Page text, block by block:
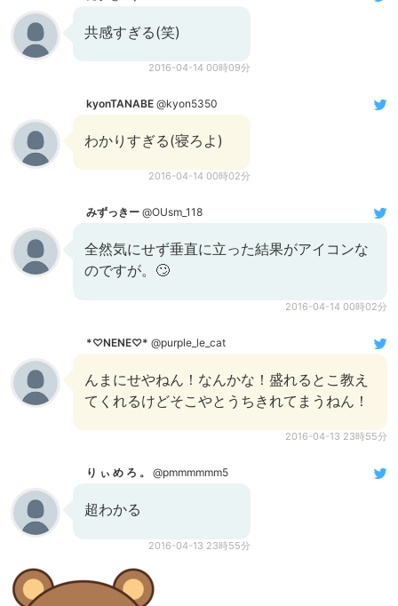
共感すぎる(笑)
2016-04-14 00時09分
kyonTANABE @kyon5350
わかりすぎる(寝ろよ)
2016-04-14 00時02分
みずっきー @OUsm_118
全然気にせず垂直に立った結果がアイコンな
のですが。🙄
2016-04-14 00時02分
*♡NENE♡* @purple_le_cat
んまにせやねん！なんかな！盛れるとこ教え
てくれるけどそこやとうちきれてまうねん！
2016-04-13 23時55分
り ぃ め ろ 。 @pmmmmmm5
超わかる
2016-04-13 23時55分